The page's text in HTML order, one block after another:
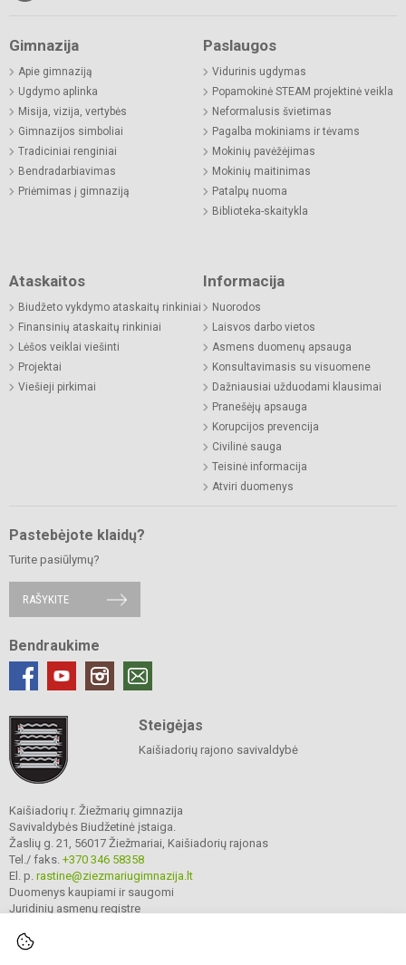
Gimnazija
Apie gimnaziją
Ugdymo aplinka
Misija, vizija, vertybės
Gimnazijos simboliai
Tradiciniai renginiai
Bendradarbiavimas
Priėmimas į gimnaziją
Paslaugos
Vidurinis ugdymas
Popamokinė STEAM projektinė veikla
Neformalusis švietimas
Pagalba mokiniams ir tėvams
Mokinių pavėžėjimas
Mokinių maitinimas
Patalpų nuoma
Biblioteka-skaitykla
Ataskaitos
Biudžeto vykdymo ataskaitų rinkiniai
Finansinių ataskaitų rinkiniai
Lėšos veiklai viešinti
Projektai
Viešieji pirkimai
Informacija
Nuorodos
Laisvos darbo vietos
Asmens duomenų apsauga
Konsultavimasis su visuomene
Dažniausiai užduodami klausimai
Pranešėjų apsauga
Korupcijos prevencija
Civilinė sauga
Teisinė informacija
Atviri duomenys
Pastebėjote klaidų?
Turite pasiūlymų?
RAŠYKITE
Bendraukime
Steigėjas
Kaišiadorių rajono savivaldybė
Kaišiadorių r. Žiežmarių gimnazija
Savivaldybės Biudžetinė įstaiga.
Žaslių g. 21, 56017 Žiežmariai, Kaišiadorių rajonas
Tel./ faks. +370 346 58358
El. p. rastine@ziezmariugimnazija.lt
Duomenys kaupiami ir saugomi
Juridinių asmenų registre